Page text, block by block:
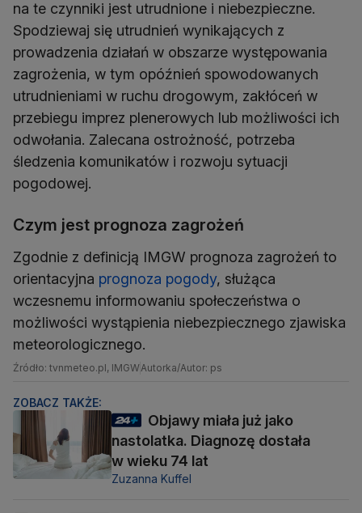
na te czynniki jest utrudnione i niebezpieczne.
Spodziewaj się utrudnień wynikających z
prowadzenia działań w obszarze występowania
zagrożenia, w tym opóźnień spowodowanych
utrudnieniami w ruchu drogowym, zakłóceń w
przebiegu imprez plenerowych lub możliwości ich
odwołania. Zalecana ostrożność, potrzeba
śledzenia komunikatów i rozwoju sytuacji
pogodowej.
Czym jest prognoza zagrożeń
Zgodnie z definicją IMGW prognoza zagrożeń to
orientacyjna prognoza pogody, służąca
wczesnemu informowaniu społeczeństwa o
możliwości wystąpienia niebezpiecznego zjawiska
meteorologicznego.
Źródło: tvnmeteo.pl, IMGWAutorka/Autor: ps
ZOBACZ TAKŻE:
Objawy miała już jako
nastolatka. Diagnozę dostała
w wieku 74 lat
Zuzanna Kuffel